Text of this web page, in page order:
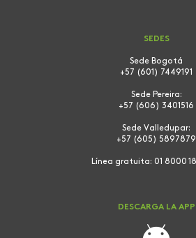
SEDES
Sede Bogotá
+57 (601) 7449191
Sede Pereira:
+57 (606) 3401516
Sede Valledupar:
+57 (605) 5897879
Línea gratuita: 01 8000
DESCARGA LA APP